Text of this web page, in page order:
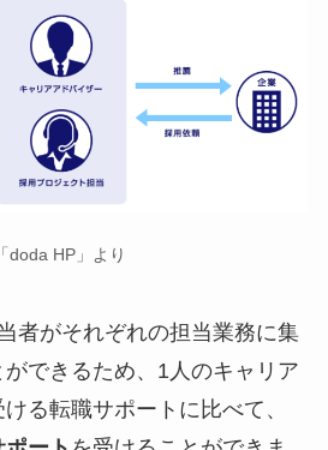
「doda HP」より
者がそれぞれの担当業務に集
できるため、1人のキャリア
る転職サポートに比べて、